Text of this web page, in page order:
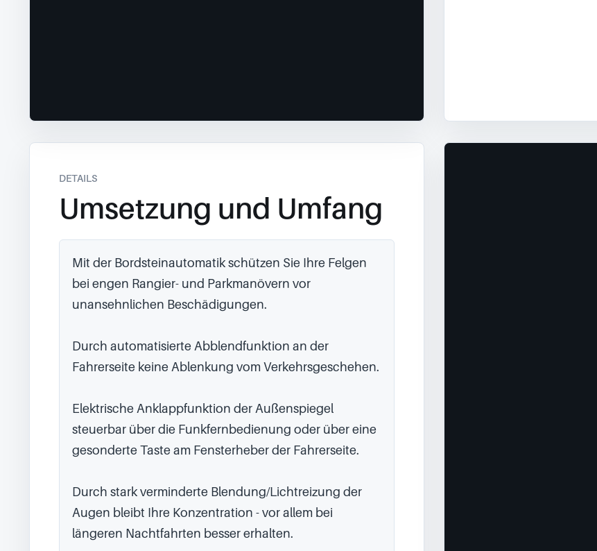
DETAILS
Umsetzung und Umfang
Mit der Bordsteinautomatik schützen Sie Ihre Felgen
bei engen Rangier- und Parkmanövern vor
unansehnlichen Beschädigungen.
Durch automatisierte Abblendfunktion an der
Fahrerseite keine Ablenkung vom Verkehrsgeschehen.
Elektrische Anklappfunktion der Außenspiegel
steuerbar über die Funkfernbedienung oder über eine
gesonderte Taste am Fensterheber der Fahrerseite.
Durch stark verminderte Blendung/Lichtreizung der
Augen bleibt Ihre Konzentration - vor allem bei
längeren Nachtfahrten besser erhalten.